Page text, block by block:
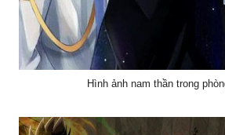
Hình ảnh nam thần trong